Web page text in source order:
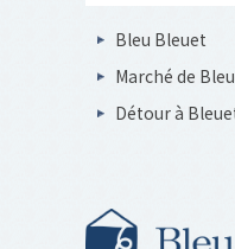
Bleu Bleuet
Marché de
Détour à